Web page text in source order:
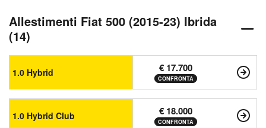
Allestimenti Fiat 500 (2015-23) Ibrida
(14)
1.0 Hybrid € 17.700
CONFRONTA
1.0 Hybrid Club € 18.000
CONFRONTA